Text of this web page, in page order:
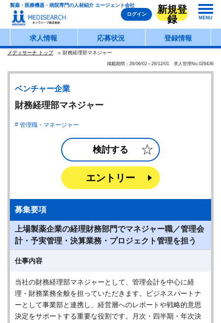
製薬・医療機器・病院専門の人材紹介 エージェント会社
ログイン
新規登
録
MENU
求人情報 応募状況 登録情報
メディサーチ トップ 財務経理部マネジャー
掲載期間：26/06/02～26/12/01 求人管理No.029436
ベンチャー企業
財務経理部マネジャー
管理職・マネージャー
検討する
エントリー
募集要項
上場製薬企業の経理財務部門でマネジャー職／管理会
計・予実管理・決算業務・プロジェクト管理を担う
仕事内容
当社の財務経理部マネジャーとして、管理会計を中心に経
理・財務業務全般を担っていただきます。ビジネスパートナ
ーとして事業部と連携し、経営層へのレポートや戦略的意思
決定をサポートする重要な役割です。月次・四半期・年次決